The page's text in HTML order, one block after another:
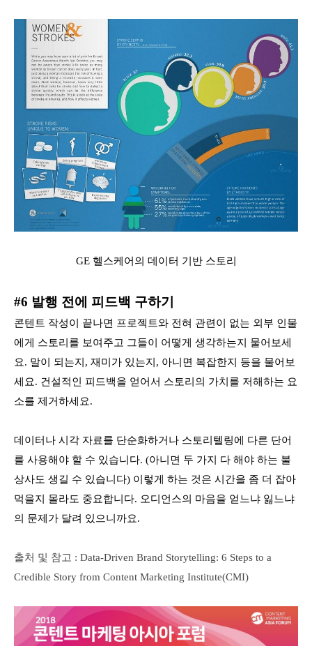
GE 헬스케어의 데이터 기반 스토리
#6 발행 전에 피드백 구하기
콘텐트 작성이 끝나면 프로젝트와 전혀 관련이 없는 외부 인물
에게 스토리를 보여주고 그들이 어떻게 생각하는지 물어보세
요. 말이 되는지, 재미가 있는지, 아니면 복잡한지 등을 물어보
세요. 건설적인 피드백을 얻어서 스토리의 가치를 저해하는 요
소를 제거하세요.
데이터나 시각 자료를 단순화하거나 스토리텔링에 다른 단어
를 사용해야 할 수 있습니다. (아니면 두 가지 다 해야 하는 불
상사도 생길 수 있습니다) 이렇게 하는 것은 시간을 좀 더 잡아
먹을지 몰라도 중요합니다. 오디언스의 마음을 얻느냐 잃느냐
의 문제가 달려 있으니까요.
출처 및 참고 : Data-Driven Brand Storytelling: 6 Steps to a
Credible Story from Content Marketing Institute(CMI)